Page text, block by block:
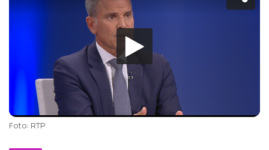
Foto: RTP